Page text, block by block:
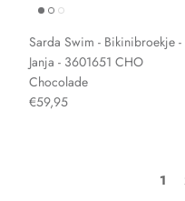
Sarda Swim - Bikinibroekje -
Janja - 3601651 CHO
Chocolade
€59,95
1